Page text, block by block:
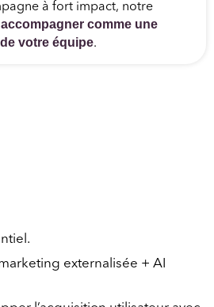
à fort impact, notre
comme une
votre équipe.
externalisée + AI